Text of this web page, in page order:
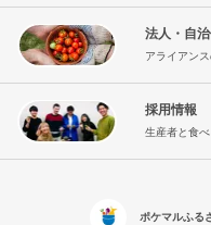
法人・自
アライアン
採用情報
生産者と食
ポケマルふる